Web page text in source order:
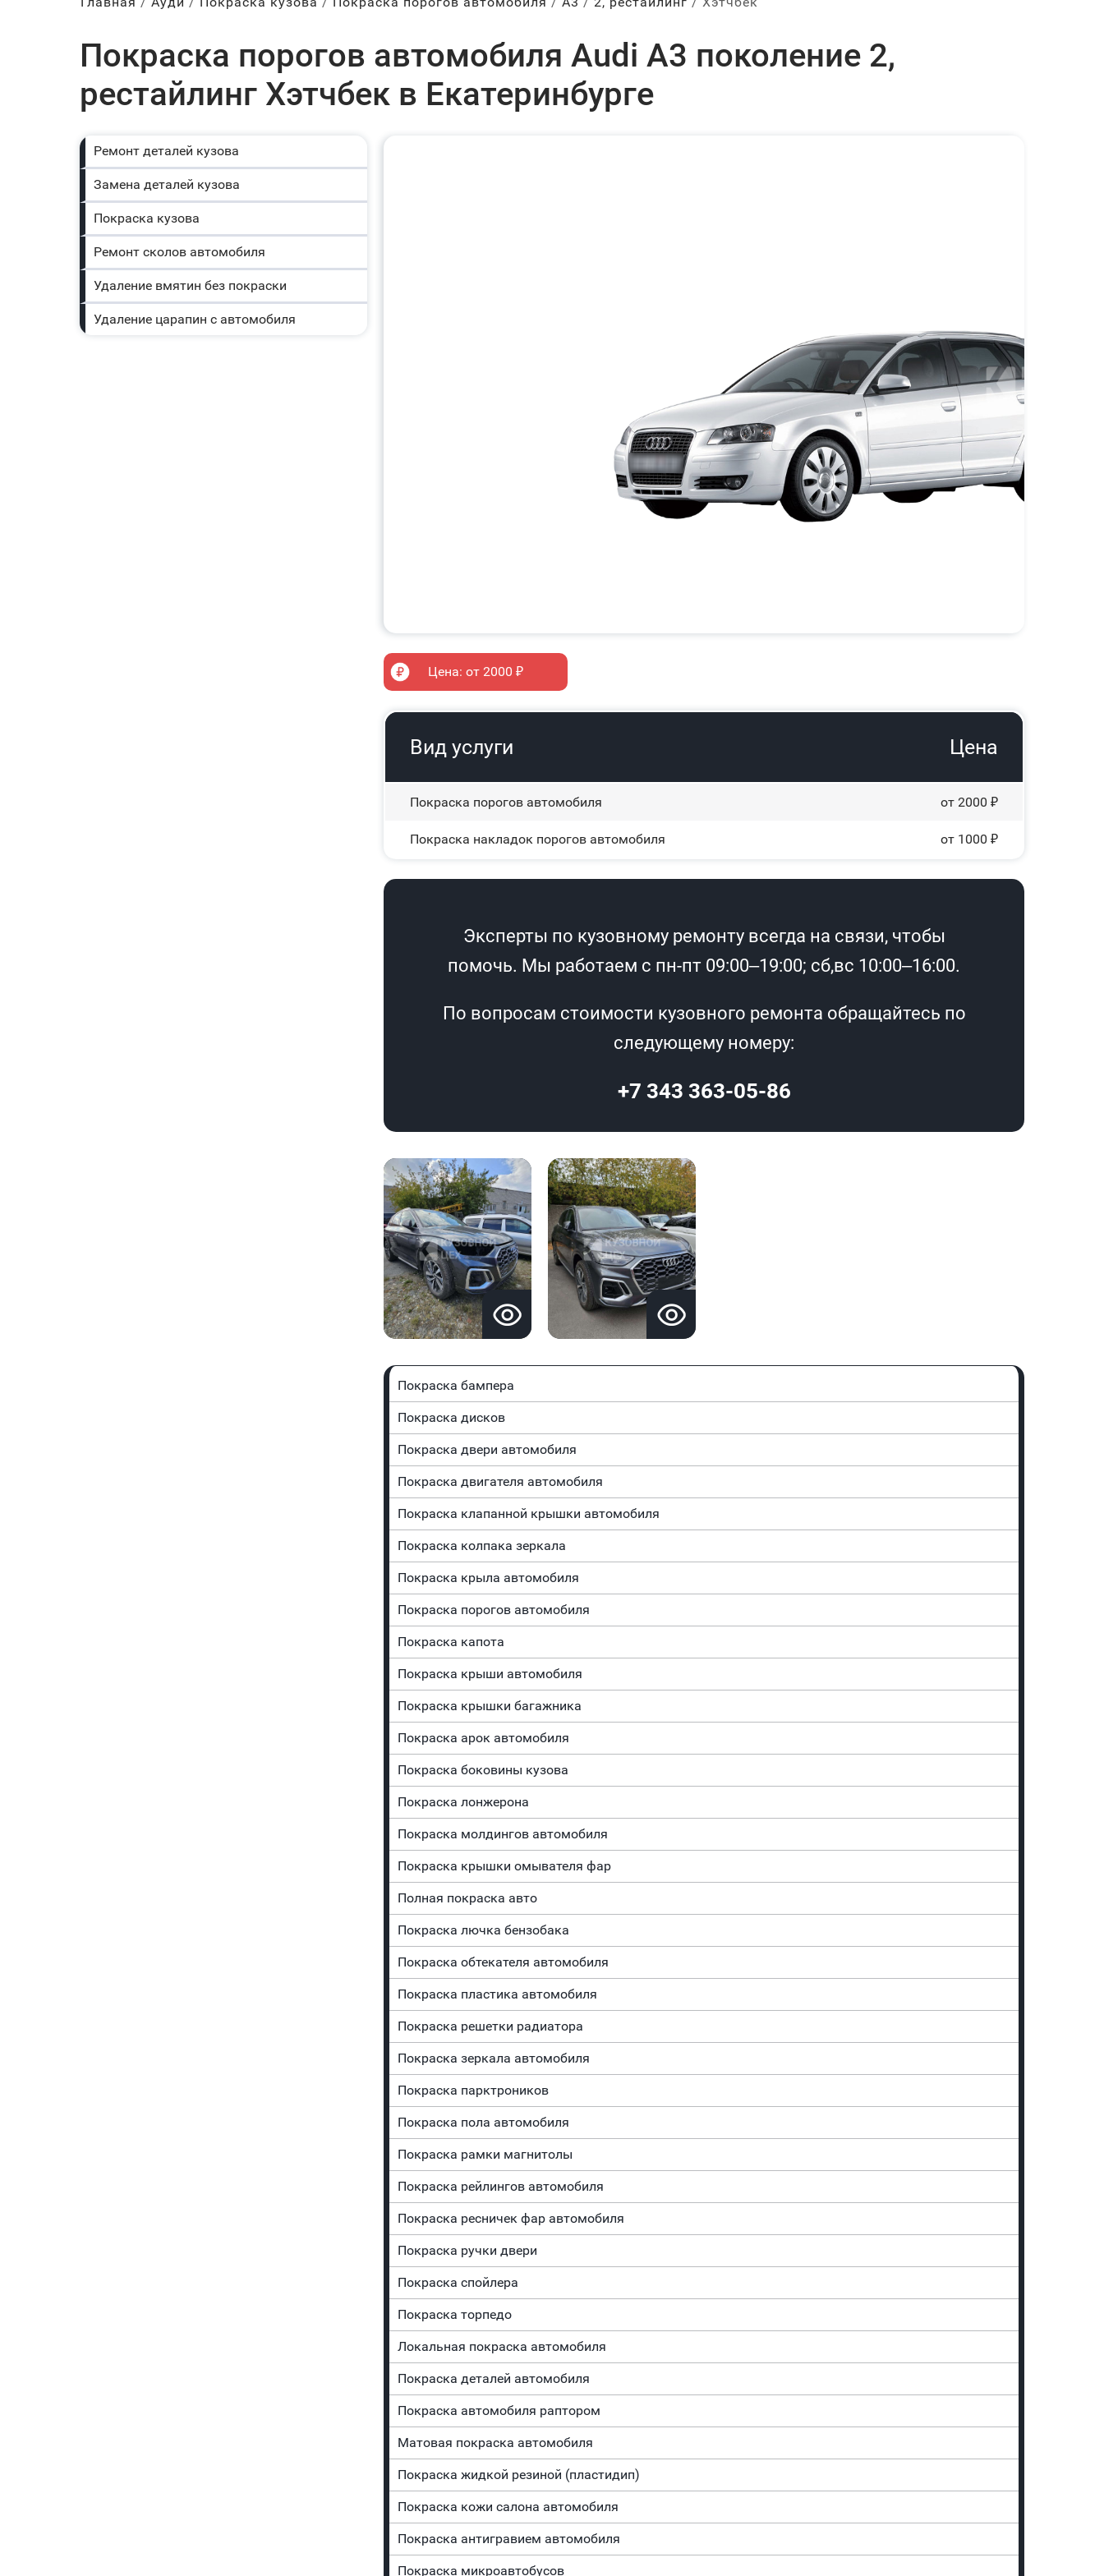
Покраска порогов автомобиля Audi A3 поколение 2,
рестайлинг Хэтчбек в Екатеринбурге
Цена: от 2000 ₽
Вид услуги Цена
Покраска порогов автомобиля от 2000 ₽
Покраска накладок порогов автомобиля от 1000 ₽
Эксперты по кузовному ремонту всегда на связи, чтобы
помочь. Мы работаем с пн-пт 09:00–19:00; сб,вс 10:00–16:00.
По вопросам стоимости кузовного ремонта обращайтесь по
следующему номеру:
+7 343 363-05-86
Покраска бампера
Покраска дисков
Покраска двери автомобиля
Покраска двигателя автомобиля
Покраска клапанной крышки автомобиля
Покраска колпака зеркала
Покраска крыла автомобиля
Покраска порогов автомобиля
Покраска капота
Покраска крыши автомобиля
Покраска крышки багажника
Покраска арок автомобиля
Покраска боковины кузова
Покраска лонжерона
Покраска молдингов автомобиля
Покраска крышки омывателя фар
Полная покраска авто
Покраска лючка бензобака
Покраска обтекателя автомобиля
Покраска пластика автомобиля
Покраска решетки радиатора
Покраска зеркала автомобиля
Покраска парктроников
Покраска пола автомобиля
Покраска рамки магнитолы
Покраска рейлингов автомобиля
Покраска ресничек фар автомобиля
Покраска ручки двери
Покраска спойлера
Покраска торпедо
Локальная покраска автомобиля
Покраска деталей автомобиля
Покраска автомобиля раптором
Матовая покраска автомобиля
Покраска жидкой резиной (пластидип)
Покраска кожи салона автомобиля
Покраска антигравием автомобиля
Покраска микроавтобусов
Ремонт деталей кузова
Замена деталей кузова
Покраска кузова
Ремонт сколов автомобиля
Удаление вмятин без покраски
Удаление царапин с автомобиля